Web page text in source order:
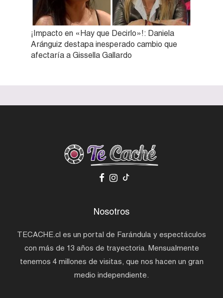
¡Impacto en «Hay que Decirlo»!: Daniela
Aránguiz destapa inesperado cambio que
afectaría a Gissella Gallardo
Nosotros
TECACHE.cl es un portal de Farándula y espectáculos
con más de 13 años de trayectoria. Mensualmente
tenemos 4 millones de visitas, que nos hacen un gran
medio independiente.